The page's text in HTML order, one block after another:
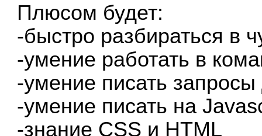
Плюсом будет:
-быстро разбираться в
-умение работать в
-умение писать
-умение писать на
-знание CSS и HTML